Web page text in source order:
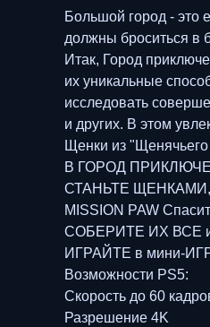
Большой город - это
должны броситься в
Итак, Город
их уникальные
исследовать
и других. В этом
Щенки из
В ГОРОД
СТАНЬТЕ ЩЕНКАМИ,
MISSION PAW
СОБЕРИТЕ ИХ ВСЕ и
ИГРАЙТЕ в мини-
Возможности PS5:
Скорость до 60
Разрешение 4K